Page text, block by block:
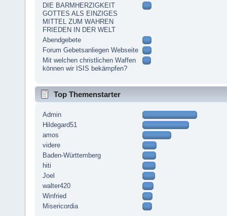
DIE BARMHERZIGKEIT
GOTTES ALS EINZIGES
MITTEL ZUM WAHREN
FRIEDEN IN DER WELT
Abendgebete
Forum Gebetsanliegen Webseite
Mit welchen christlichen Waffen
können wir ISIS bekämpfen?
Top Themenstarter
Admin
Hildegard51
amos
videre
Baden-Württemberg
hiti
Joel
walter420
Winfried
Misericordia